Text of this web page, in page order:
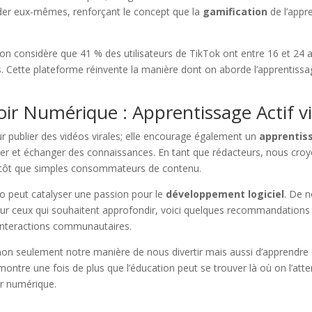
eux-mêmes, renforçant le concept que la gamification de
considère que 41 % des utilisateurs de TikTok ont entre 16 et 24
plateforme réinvente la manière dont on aborde
Numérique : Apprentissage Actif
des vidéos virales; elle encourage également un
et échanger des connaissances. En tant que rédacteurs, nous
que simples consommateurs de contenu.
peut catalyser une passion pour le développement logiciel. De
ceux qui souhaitent approfondir, voici quelques
communautaires.
seulement notre manière de nous divertir mais aussi
une fois de plus que l’éducation peut se trouver là où on
numérique.